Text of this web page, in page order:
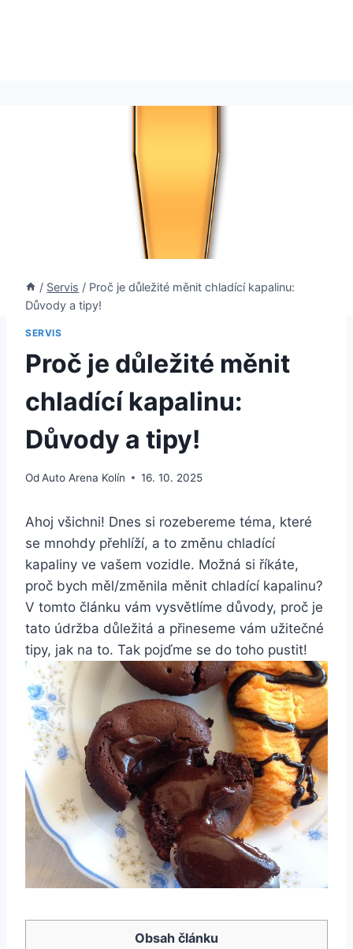
/ Servis / Proč je důležité měnit chladící kapalinu:
Důvody a tipy!
SERVIS
Proč je důležité měnit
chladící kapalinu:
Důvody a tipy!
OdAuto Arena Kolín 16. 10. 2025
Ahoj všichni! Dnes si rozebereme téma, které
se mnohdy přehlíží, a to změnu chladící
kapaliny ve vašem vozidle. Možná si říkáte,
proč bych měl/změnila měnit chladící kapalinu?
V tomto článku vám vysvětlíme důvody, proč je
tato údržba důležitá a přineseme vám užitečné
tipy, jak na to. Tak pojďme se do toho pustit!
Obsah článku